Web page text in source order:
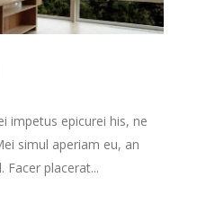
impetus epicurei his, ne
simul aperiam eu, an
placerat...